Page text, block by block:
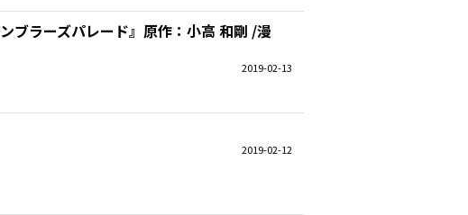
ブラーズパレード』原作：小高 和剛 /漫
2019-02-13
2019-02-12